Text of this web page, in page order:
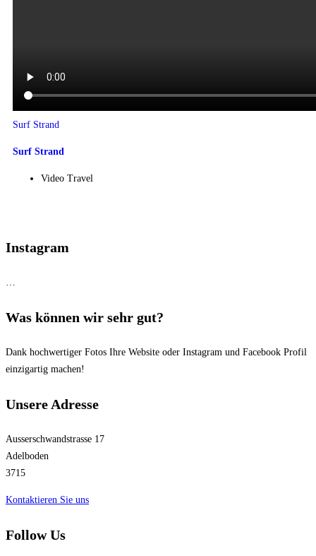
Surf Strand
Surf Strand
Video Travel
Instagram
…
Was können wir sehr gut?
Dank hochwertiger Fotos Ihre Website oder Instagram und Facebook Profil
einzigartig machen!
Unsere Adresse
Ausserschwandstrasse 17
Adelboden
3715
Kontaktieren Sie uns
Follow Us